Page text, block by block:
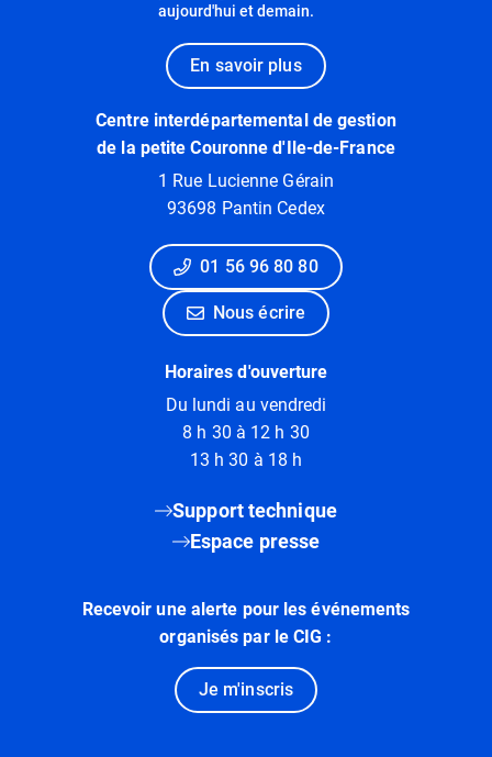
aujourd'hui et demain.
En savoir plus
Centre interdépartemental de gestion
de la petite Couronne d'Ile-de-France
1 Rue Lucienne Gérain
93698 Pantin Cedex
01 56 96 80 80
Nous écrire
Horaires d'ouverture
Du lundi au vendredi
8 h 30 à 12 h 30
13 h 30 à 18 h
Support technique
Espace presse
Recevoir une alerte pour les événements
organisés par le CIG :
Je m'inscris